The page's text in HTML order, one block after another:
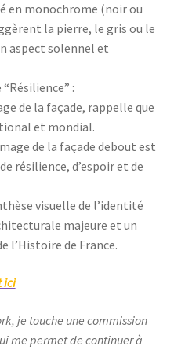
en monochrome (noir ou
la pierre, le gris ou le
aspect solennel et
:
de la façade, rappelle que
et mondial.
de la façade debout est
résilience, d’espoir et de
visuelle de l’identité
majeure et un
l’Histoire de France.
ici
je touche une commission
me permet de continuer à